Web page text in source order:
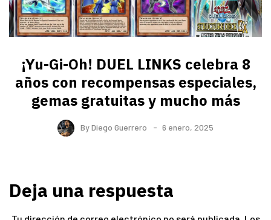
¡Yu-Gi-Oh! DUEL LINKS celebra 8
años con recompensas especiales,
gemas gratuitas y mucho más
ByDiego Guerrero 6 enero, 2025
Deja una respuesta